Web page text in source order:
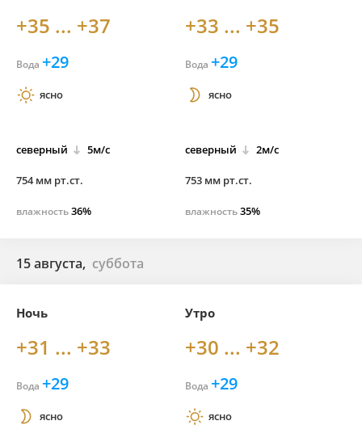
+35 ... +37
Вода +29
ясно
северный 5м/с
754 мм рт.ст.
влажность36%
+33 ... +35
Вода +29
ясно
северный 2м/с
753 мм рт.ст.
влажность35%
15 августа, суббота
Ночь
+31 ... +33
Вода +29
ясно
Утро
+30 ... +32
Вода +29
ясно